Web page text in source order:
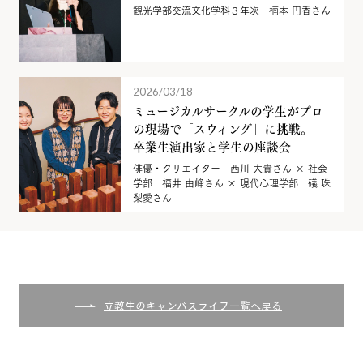
観光学部交流文化学科３年次 楠本 円香さん
2026/03/18
ミュージカルサークルの学生がプロ
の現場で「スウィング」に挑戦。
卒業生演出家と学生の座談会
俳優・クリエイター 西川 大貴さん × 社会
学部 福井 由峰さん × 現代心理学部 礒 珠
梨愛さん
立教生のキャンパスライフ一覧へ戻る